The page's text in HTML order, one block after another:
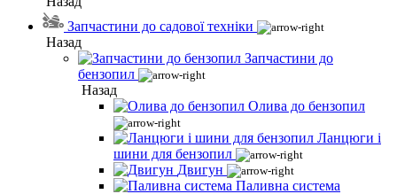
Запчастини до садової техніки
Назад
Запчастини до
бензопил
Назад
Олива до бензопил
Ланцюги і
шини для бензопил
Двигун
Паливна система